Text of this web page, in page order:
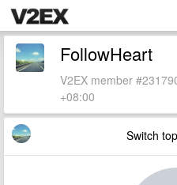
FollowHeart
V2EX member
+08:00
Switch